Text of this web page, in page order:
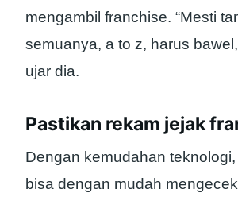
mengambil franchise. “Mesti
semuanya, a to z, harus
ujar dia.
Pastikan rekam jejak
Dengan kemudahan
bisa dengan mudah